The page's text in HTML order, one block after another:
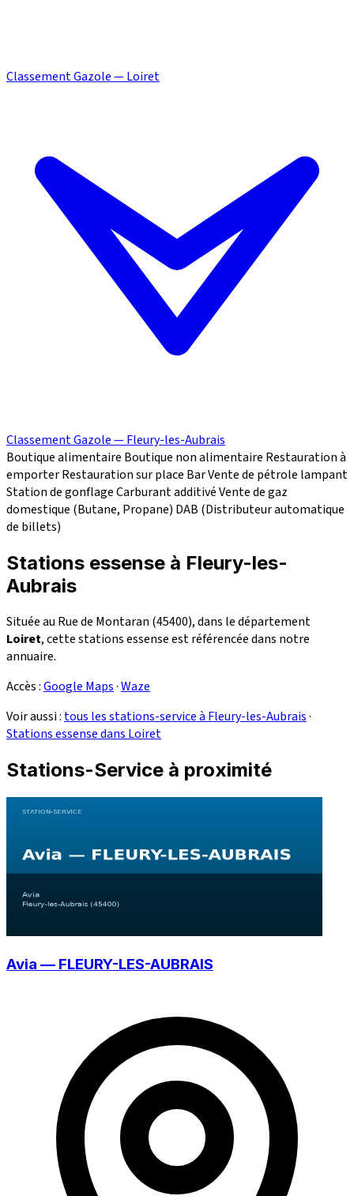
Classement Gazole — Loiret
Classement Gazole — Fleury-les-Aubrais
Boutique alimentaire Boutique non alimentaire Restauration à
emporterRestauration sur place BarVente de pétrole lampant
Station de gonflageCarburant additivéVente de gaz
domestique (Butane, Propane) DAB (Distributeur automatique
de billets)
Stations essense à Fleury-les-
Aubrais
Située au Rue de Montaran (45400), dans le département
Loiret, cette stations essense est référencée dans notre
annuaire.
Accès :Google Maps·Waze
Voir aussi : tous les stations-service à Fleury-les-Aubrais·
Stations essense dans Loiret
Stations-Service à proximité
Avia — FLEURY-LES-AUBRAIS